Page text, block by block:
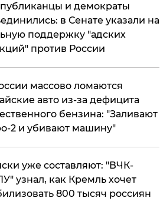
и демократы
в Сенате указали на
поддержку "адских
против России
массово ломаются
авто из-за дефицита
бензина: "Заливают
2 и убивают машину"
уже составляют: "ВЧК-
узнал, как Кремль хочет
800 тысяч россиян